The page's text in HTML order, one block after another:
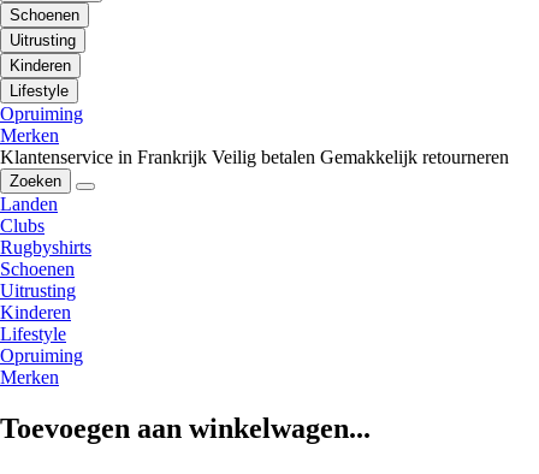
Schoenen
Uitrusting
Kinderen
Lifestyle
Opruiming
Merken
Klantenservice in Frankrijk Veilig betalen Gemakkelijk retourneren
Zoeken
Landen
Clubs
Rugbyshirts
Schoenen
Uitrusting
Kinderen
Lifestyle
Opruiming
Merken
Toevoegen aan winkelwagen...